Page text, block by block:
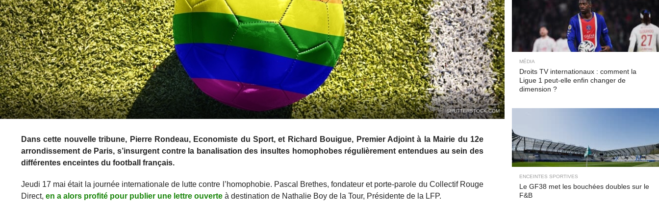
SHUTTERSTOCK.COM
Dans cette nouvelle tribune, Pierre Rondeau, Economiste du Sport, et Richard Bouigue, Premier Adjoint à la Mairie du 12e
arrondissement de Paris, s’insurgent contre la banalisation des insultes homophobes régulièrement entendues au sein des
différentes enceintes du football français.
Jeudi 17 mai était la journée internationale de lutte contre l’homophobie. Pascal Brethes, fondateur et porte-parole du Collectif Rouge
Direct, en a alors profité pour publier une lettre ouverteà destination de Nathalie Boy de la Tour, Présidente de la LFP.
MÉDIA
Droits TV internationaux : comment la
Ligue 1 peut-elle enfin changer de
dimension ?
ENCEINTES SPORTIVES
Le GF38 met les bouchées doubles sur le
F&B